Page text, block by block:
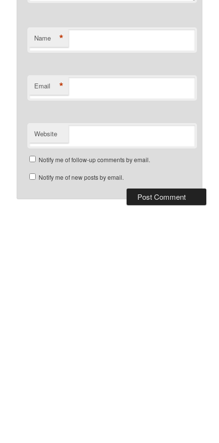
Name *
Email *
Website
Notify me of follow-up comments by email.
Notify me of new posts by email.